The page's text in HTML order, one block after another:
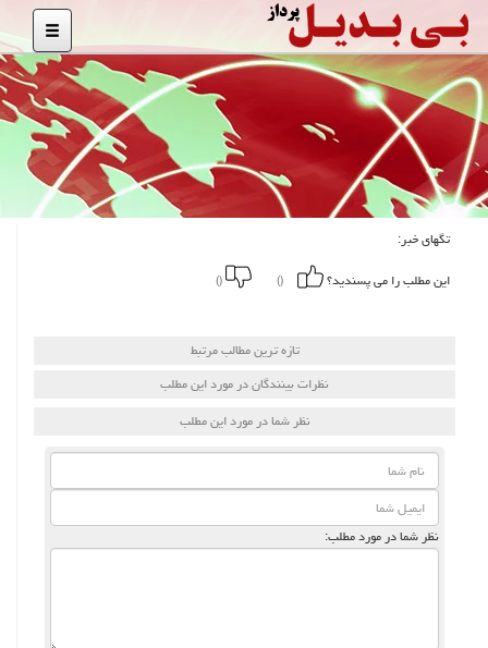
تگهای خبر:
این مطلب را می پسندید؟
()
()
تازه ترین مطالب مرتبط
نظرات بینندگان در مورد این مطلب
نظر شما در مورد این مطلب
نظر شما در مورد مطلب: